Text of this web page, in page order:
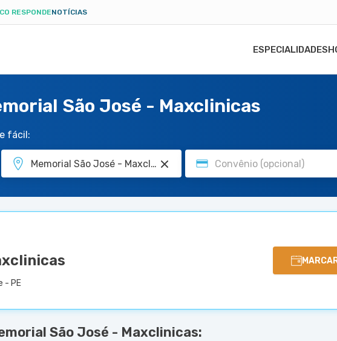
RESPONDENOTÍCIAS
ESPECIALIDADES
São José - Maxclinicas
fácil:
- PE
São José - Maxclinicas: